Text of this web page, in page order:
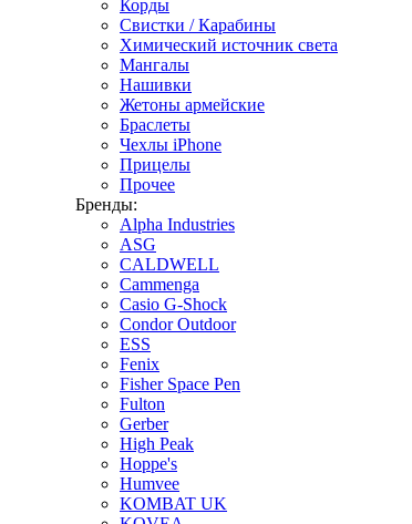
Корды
Свистки / Карабины
Химический источник света
Мангалы
Нашивки
Жетоны армейские
Браслеты
Чехлы iPhone
Прицелы
Прочее
Бренды:
Alpha Industries
ASG
CALDWELL
Cammenga
Casio G-Shock
Condor Outdoor
ESS
Fenix
Fisher Space Pen
Fulton
Gerber
High Peak
Hoppe's
Humvee
KOMBAT UK